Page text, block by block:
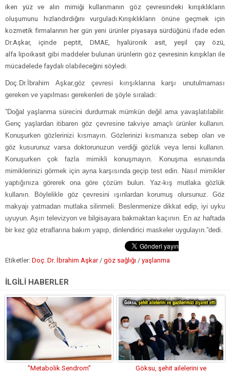
iken yüz ve alın mimiği kullanmanın göz çevresindeki kırışıklıkların
oluşumunu hızlandırdığını vurguladı.Kırışıklıkların önüne geçmek için
kozmetik firmalarının her gün yeni ürünler piyasaya sürdüğünü ifade eden
Dr.Aşkar, içinde peptit, DMAE, hyalüronik asit, yeşil çay özü,
alfa lipoikasit gibi maddeler bulunan ürünlerin göz çevresinin kırışıkları ile
mücadelede faydalı olabileceğini söyledi.
Doç.Dr.İbrahim Aşkar,göz çevresi kırışıklarına karşı unutulmaması
gereken ve yapılması gerekenleri de şöyle sıraladı:
”Doğal yaşlanma sürecini durdurmak mümkün değil ama yavaşlatılabilir.
Genç yaşlardan itibaren göz çevresine takviye amaçlı ürünler kullanın.
Konuşurken gözlerinizi kısmayın. Gözlerinizi kısmanıza sebep olan ve
göz kusurunuz varsa doktorunuzun verdiği gözlük veya lensi kullanın.
Konuşurken çok fazla mimikli konuşmayın. Konuşma esnasında
mimiklerinizi görmek için ayna karşısında geçip test edin. Nasıl mimikler
yaptığınıza görerek ona göre çözüm bulun. Yaz-kış mutlaka gözlük
kullanın. Böylelikle göz çevresini ışınlardan korumuş olursunuz. Göz
makyajı yatmadan mutlaka silinmeli. Beslenmenize dikkat edip, iyi uyku
uyuyun. Aşırı televizyon ve bilgisayara bakmaktan kaçının. En az haftada
bir kez göz etraflarına bakım yapıp, dinlendirici maskeler uygulayın.”dedi.
Etiketler: Doç. Dr. İbrahim Aşkar/ göz sağlığı / yaşlanma
İLGİLİ HABERLER
”Metabolik Sendrom”
Göksu, şehit ailelerini ve